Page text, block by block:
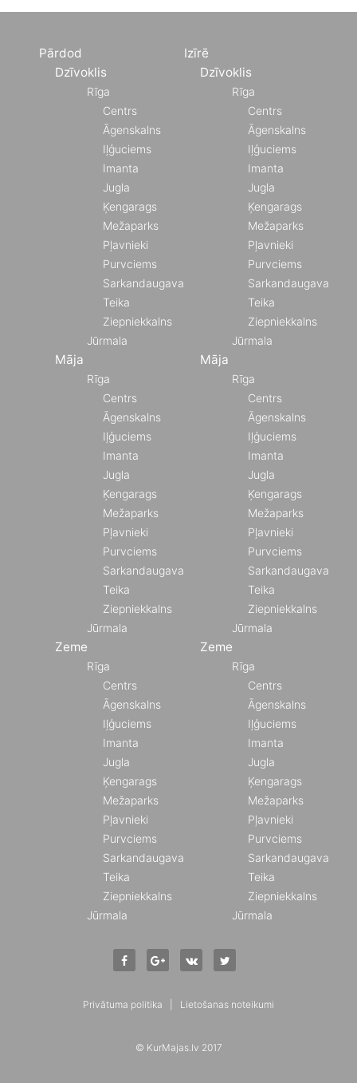
Pārdod
Dzīvoklis
Rīga
Centrs
Āgenskalns
Iļģuciems
Imanta
Jugla
Ķengarags
Mežaparks
Pļavnieki
Purvciems
Sarkandaugava
Teika
Ziepniekkalns
Jūrmala
Māja
Rīga
Centrs
Āgenskalns
Iļģuciems
Imanta
Jugla
Ķengarags
Mežaparks
Pļavnieki
Purvciems
Sarkandaugava
Teika
Ziepniekkalns
Jūrmala
Zeme
Rīga
Centrs
Āgenskalns
Iļģuciems
Imanta
Jugla
Ķengarags
Mežaparks
Pļavnieki
Purvciems
Sarkandaugava
Teika
Ziepniekkalns
Jūrmala
Izīrē
Dzīvoklis
Rīga
Centrs
Āgenskalns
Iļģuciems
Imanta
Jugla
Ķengarags
Mežaparks
Pļavnieki
Purvciems
Sarkandaugava
Teika
Ziepniekkalns
Jūrmala
Māja
Rīga
Centrs
Āgenskalns
Iļģuciems
Imanta
Jugla
Ķengarags
Mežaparks
Pļavnieki
Purvciems
Sarkandaugava
Teika
Ziepniekkalns
Jūrmala
Zeme
Rīga
Centrs
Āgenskalns
Iļģuciems
Imanta
Jugla
Ķengarags
Mežaparks
Pļavnieki
Purvciems
Sarkandaugava
Teika
Ziepniekkalns
Jūrmala
Privātuma politika Lietošanas noteikumi
© KurMajas.lv 2017